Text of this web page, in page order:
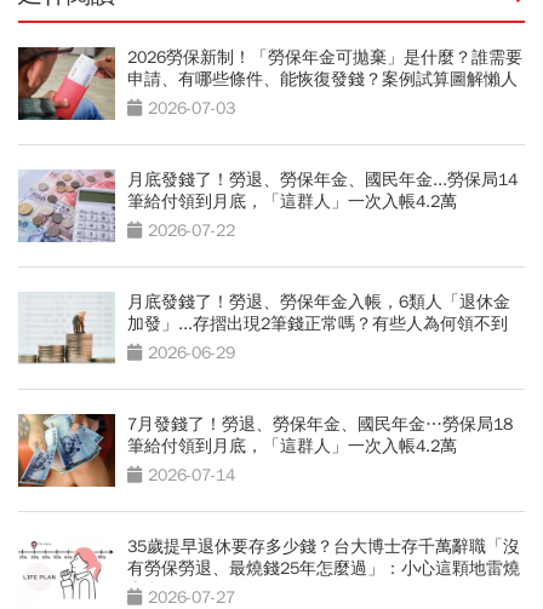
2026勞保新制！「勞保年金可拋棄」是什麼？誰需要
申請、有哪些條件、能恢復發錢？案例試算圖解懶人
包 2026-07-03
月底發錢了！勞退、勞保年金、國民年金...勞保局14
筆給付領到月底，「這群人」一次入帳4.2萬
2026-07-22
月底發錢了！勞退、勞保年金入帳，6類人「退休金
加發」...存摺出現2筆錢正常嗎？有些人為何領不到
2026-06-29
7月發錢了！勞退、勞保年金、國民年金…勞保局18
筆給付領到月底，「這群人」一次入帳4.2萬
2026-07-14
35歲提早退休要存多少錢？台大博士存千萬辭職「沒
有勞保勞退、最燒錢25年怎麼過」：小心這顆地雷燒
光存款
2026-07-27